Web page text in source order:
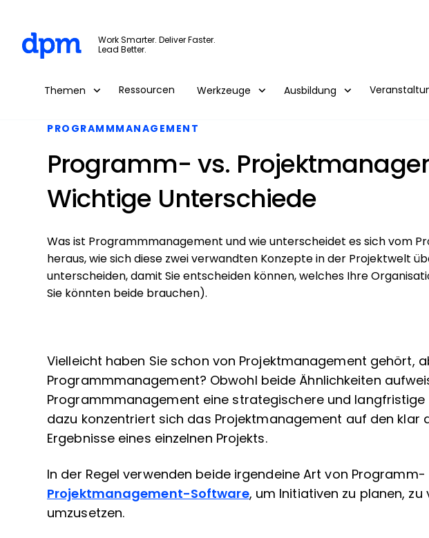
Skip to main content
Work Smarter. Deliver Faster.
Lead Better.
Themen Ressourcen Werkzeuge Ausbildung
PROGRAMMMANAGEMENT
Programm- vs.
Wichtige Unterschiede
Was ist Programmmanagement und wie unterscheidet es sich vom
heraus, wie sich diese zwei verwandten Konzepte in der Projektwelt
unterscheiden, damit Sie entscheiden können, welches Ihre
Sie könnten beide brauchen).
Vielleicht haben Sie schon von Projektmanagement gehört,
Programmmanagement? Obwohl beide Ähnlichkeiten
Programmmanagement eine strategischere und langfristige
dazu konzentriert sich das Projektmanagement auf den klar
Ergebnisse eines einzelnen Projekts.
In der Regel verwenden beide irgendeine Art von Programm-
Projektmanagement-Software, um Initiativen zu planen, zu
umzusetzen.